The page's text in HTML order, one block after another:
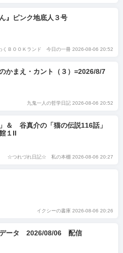
』ピンク地底人３号
くＢＯＯＫランド 今日の一冊 2026-08-06 20:52
かまえ・カント（３）=2026/8/7
九鬼一人の哲学日記 2026-08-06 20:52
＆ 谷真介の「猫の伝説116話」
１II
☆つれづれ日記☆ 私の本棚 2026-08-06 20:27
イクシーの書庫 2026-08-06 20:26
データ 2026/08/06 配信